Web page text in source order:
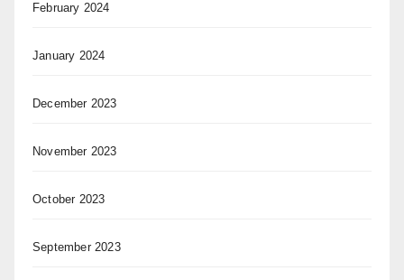
February 2024
January 2024
December 2023
November 2023
October 2023
September 2023